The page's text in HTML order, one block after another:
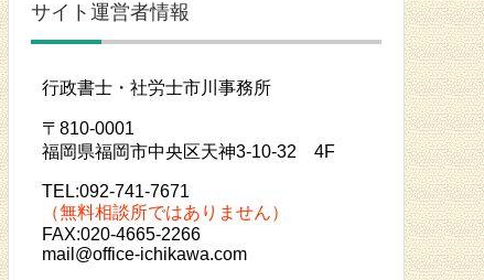
サイト運営者情報
行政書士・社労士市川事務所
〒810-0001
福岡県福岡市中央区天神3-10-32 4F
TEL:092-741-7671
（無料相談所ではありません）
FAX:020-4665-2266
mail@office-ichikawa.com